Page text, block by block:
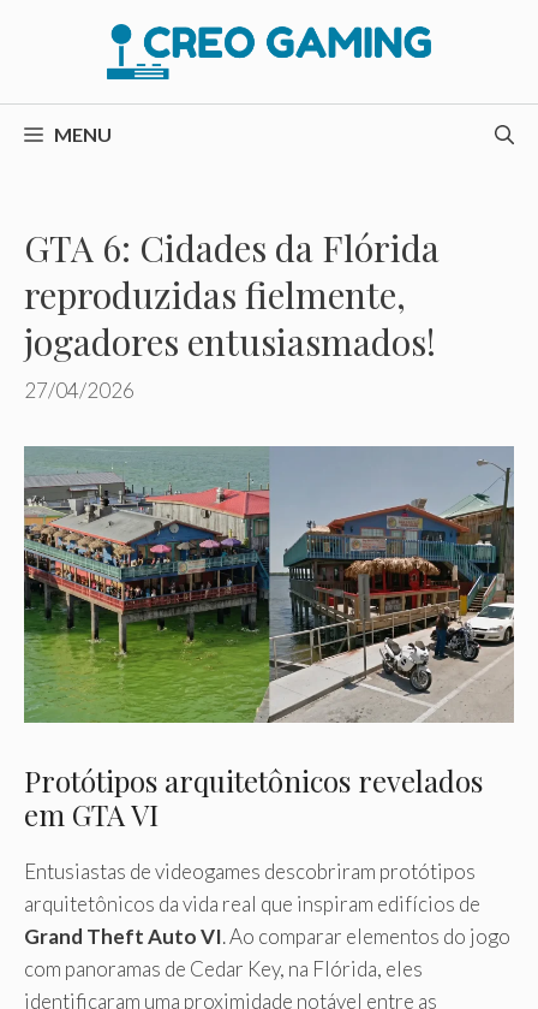
conteúdo
MENU
GTA 6: Cidades da Flórida
reproduzidas fielmente,
jogadores entusiasmados!
27/04/2026
Protótipos arquitetônicos revelados
em GTA VI
Entusiastas de videogames descobriram protótipos
arquitetônicos da vida real que inspiram edifícios de
Grand Theft Auto VI. Ao comparar elementos do jogo
com panoramas de Cedar Key, na Flórida, eles
identificaram uma proximidade notável entre as